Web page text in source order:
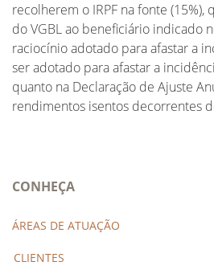
recolherem o IRPF na fonte
do VGBL ao beneficiário indicado
raciocínio adotado para afastar a
ser adotado para afastar a
quanto na Declaração de Ajuste
rendimentos isentos decorrentes
CONHEÇA
ÁREAS DE ATUAÇÃO
CLIENTES